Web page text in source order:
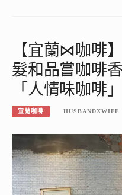
【宜蘭⋈咖啡
髮和品嘗咖啡
「人情味咖啡」
宜蘭咖啡 HUSBANDXWIFE